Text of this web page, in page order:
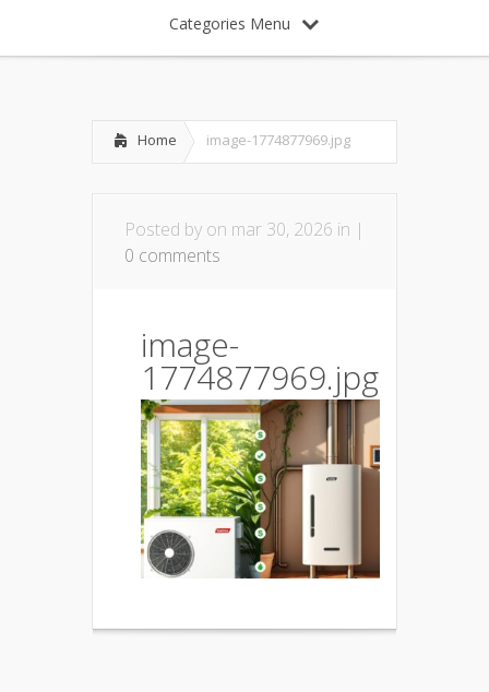
Categories Menu
Home image-1774877969.jpg
Posted by on mar 30, 2026 in |
0 comments
image-
1774877969.jpg